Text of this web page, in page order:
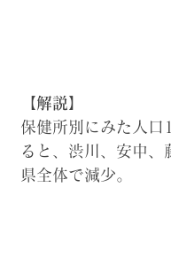
【解説】
保健所別にみた人
ると、渋川、安中
県全体で減少。